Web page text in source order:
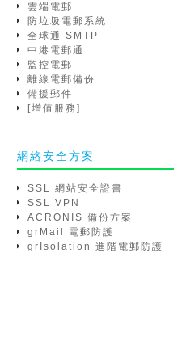
雲端電郵
防垃圾電郵系統
全球通 SMTP
中港電郵通
監控電郵
離線電郵備份
備援郵件
[增值服務]
網絡安全方案
SSL 網站安全證書
SSL VPN
ACRONIS 備份方案
grMail 電郵防護
grIsolation 進階電郵防護